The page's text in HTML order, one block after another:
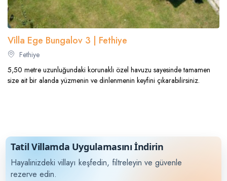
Villa Ege Bungalov 3 | Fethiye
Fethiye
5,50 metre uzunluğundaki korunaklı özel havuzu sayesinde tamamen
size ait bir alanda yüzmenin ve dinlenmenin keyfini çıkarabilirsiniz.
Tatil Villamda Uygulamasını İndirin
Hayalinizdeki villayı keşfedin, filtreleyin ve güvenle
rezerve edin.